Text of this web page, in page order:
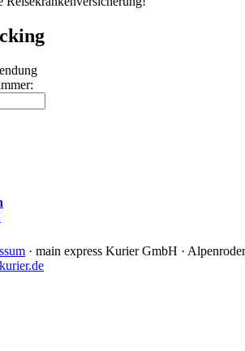
· main express Kurier GmbH ·